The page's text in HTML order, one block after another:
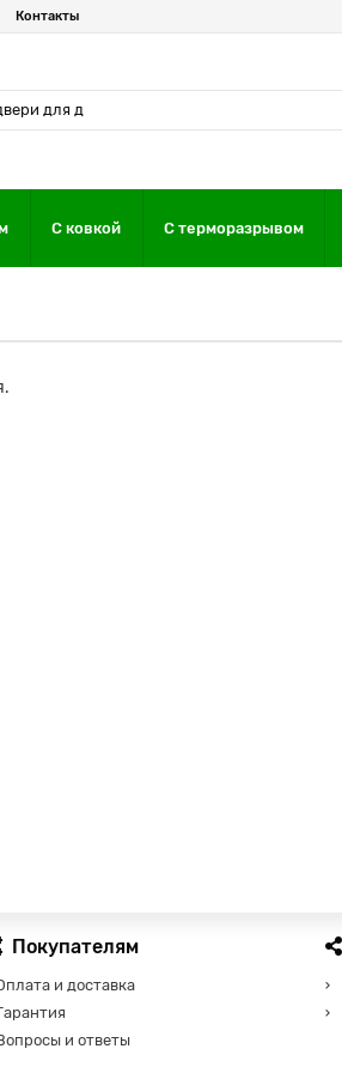
Контакты
С ковкой С терморазрывом
Покупателям
и доставка
и ответы